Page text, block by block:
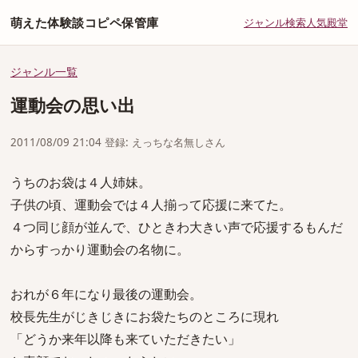
萌えた体験談コピペ保管庫 ジャンル検索人気殿堂
ジャンル一覧
運動会の思い出
2011/08/09 21:04 登録: えっちな名無しさん
うちのお袋は４人姉妹。
子供の頃、運動会では４人揃って応援に来てた。
４つ同じ顔が並んで、ひときわ大きい声で応援するもんだ
からすっかり運動会の名物に。
おれが６年になり最後の運動会。
校長先生がじきじきにお袋たちのところに現れ
「どうか来年以降も来ていただきたい」